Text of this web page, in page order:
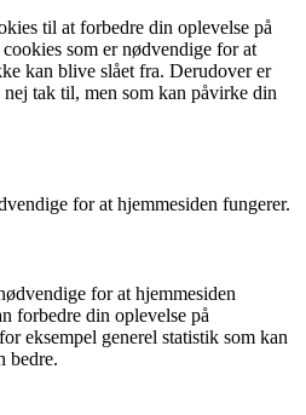
til at forbedre din oplevelse på
som er nødvendige for at
kan blive slået fra. Derudover er
tak til, men som kan påvirke din
for at hjemmesiden fungerer.
for at hjemmesiden
forbedre din oplevelse på
eksempel generel statistik som kan
bedre.